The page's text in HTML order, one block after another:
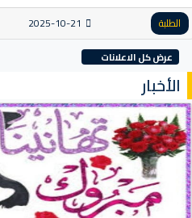
الطلبة 2025-10-21
عرض كل الاعلانات
الأخبار